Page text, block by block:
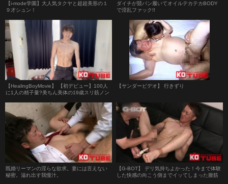
【i-mode学園】大人気タクヤと超超美形の１
９才シュン！
ダイチが競パン履いてオイルテカテカBODY
で淫乱ファック!!
【HealingBoyMovie】 【初デビュー】100人
に1人の精子量?美ちん美体の19歳スリ筋ノン
【サンダービデオ】 行きずり
既婚リーマンの淫らな欲求。妻には言えない
秘密。溢れ出す我慢汁。
【G-BOT】 デリ気持ちよかった！今まで体験
した快感の向こう側までイッてしまった腹筋